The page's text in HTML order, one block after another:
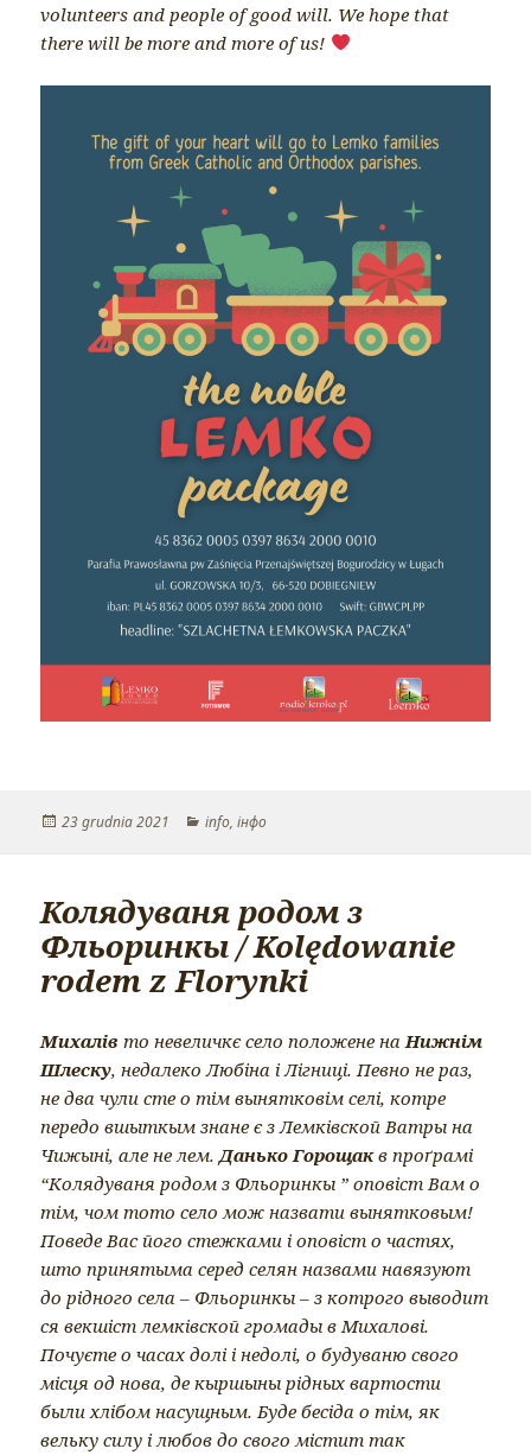
volunteers and people of good will. We hope that
there will be more and more of us!
Opublikowano
23 grudnia 2021 Kategorie
info,інфо
Колядуваня родом з
Фльоринкы / Kolędowanie
rodem z Florynki
Михалів то невеличкє село положене наНижнім
Шлеску, недалеко Любіна і Лігниці. Певно не раз,
не два чули сте о тім вынятковім селі, котре
передо вшыткым знане є з Лемківской Ватры на
Чижыні, але не лем.Данько Горощакв проґрамі
“Колядуваня родом з Фльоринкы ” оповіст Вам о
тім, чом тото село мож назвати вынятковым!
Поведе Вас його стежками і оповіст о частях,
што принятыма серед селян назвами навязуют
до рідного села – Фльоринкы – з котрого выводит
ся векшіст лемківской громады в Михалові.
Почуєте о часах долі і недолі, о будуваню свого
місця од нова, де кыршыны рідных вартости
были хлібом насущным. Буде бесіда о тім, як
вельку силу і любов до свого містит так